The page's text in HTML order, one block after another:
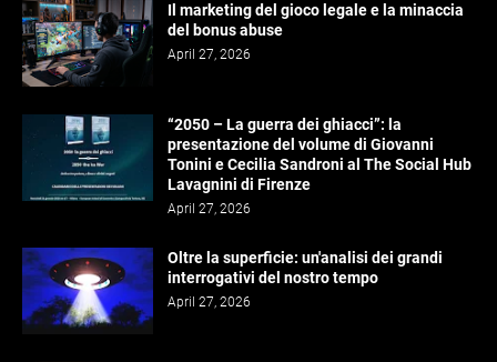
Il marketing del gioco legale e la minaccia
del bonus abuse
April 27, 2026
“2050 – La guerra dei ghiacci”: la
presentazione del volume di Giovanni
Tonini e Cecilia Sandroni al The Social Hub
Lavagnini di Firenze
April 27, 2026
Oltre la superficie: un'analisi dei grandi
interrogativi del nostro tempo
April 27, 2026